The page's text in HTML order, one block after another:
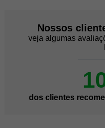
Nossos
veja algumas
dos clientes